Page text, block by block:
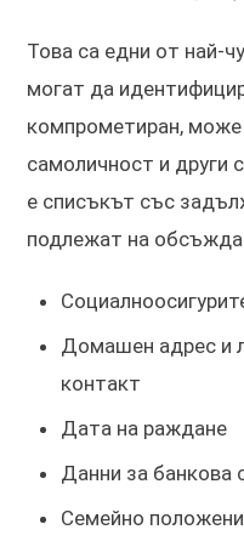
Това са едни от най-
могат да
компрометиран,
самоличност и други
е списъкът със
подлежат на
Домашен адрес и
контакт
Дата на раждане
Данни за банкова
Семейно